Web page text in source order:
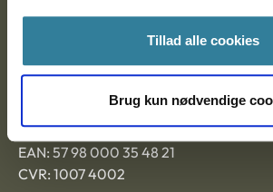
Tillad alle cookies
Brug kun nødvendige
Ankestyrelsen København
EAN: 57 98 000 35 48 21
CVR: 1007 4002